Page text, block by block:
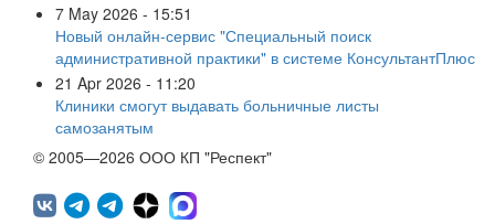
7 May 2026 - 15:51
Новый онлайн-сервис "Специальный поиск
административной практики" в системе КонсультантПлюс
21 Apr 2026 - 11:20
Клиники смогут выдавать больничные листы
самозанятым
© 2005—2026 ООО КП "Респект"